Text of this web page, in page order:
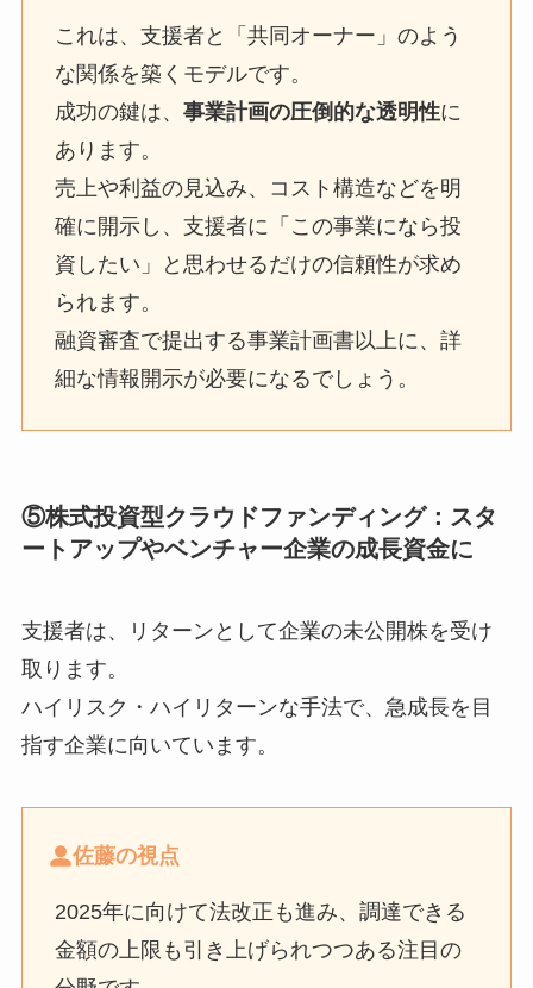
これは、支援者と「共同オーナー」のよう
な関係を築くモデルです。
成功の鍵は、 事業計画の圧倒的な透明性に
あります。
売上や利益の見込み、コスト構造などを明
確に開示し、支援者に「この事業になら投
資したい」と思わせるだけの信頼性が求め
られます。
融資審査で提出する事業計画書以上に、詳
細な情報開示が必要になるでしょう。
⑤株式投資型クラウドファンディング：スタ
ートアップやベンチャー企業の成長資金に
支援者は、リターンとして企業の未公開株を受け
取ります。
ハイリスク・ハイリターンな手法で、急成長を目
指す企業に向いています。
佐藤の視点
2025年に向けて法改正も進み、調達できる
金額の上限も引き上げられつつある注目の